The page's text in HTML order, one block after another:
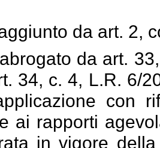
da art. 2,
da art.
34, c. 4, L.R. 6/
con
ai rapporti
in vigore